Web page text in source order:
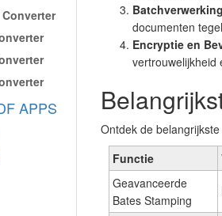
Converter
APPS
documenten
Encryptie en
vertrouwelijkheid
Ontdek de
Functie
Geavanceerde
Bates Stamping